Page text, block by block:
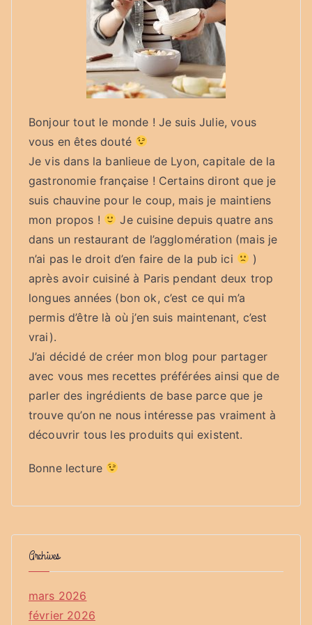
Bonjour tout le monde ! Je suis Julie, vous
vous en êtes douté
Je vis dans la banlieue de Lyon, capitale de la
gastronomie française ! Certains diront que je
suis chauvine pour le coup, mais je maintiens
mon propos !
Je cuisine depuis quatre ans
dans un restaurant de l’agglomération (mais je
n’ai pas le droit d’en faire de la pub ici
)
après avoir cuisiné à Paris pendant deux trop
longues années (bon ok, c’est ce qui m’a
permis d’être là où j’en suis maintenant, c’est
vrai).
J’ai décidé de créer mon blog pour partager
avec vous mes recettes préférées ainsi que de
parler des ingrédients de base parce que je
trouve qu’on ne nous intéresse pas vraiment à
découvrir tous les produits qui existent.
Bonne lecture
Archives
mars 2026
février 2026